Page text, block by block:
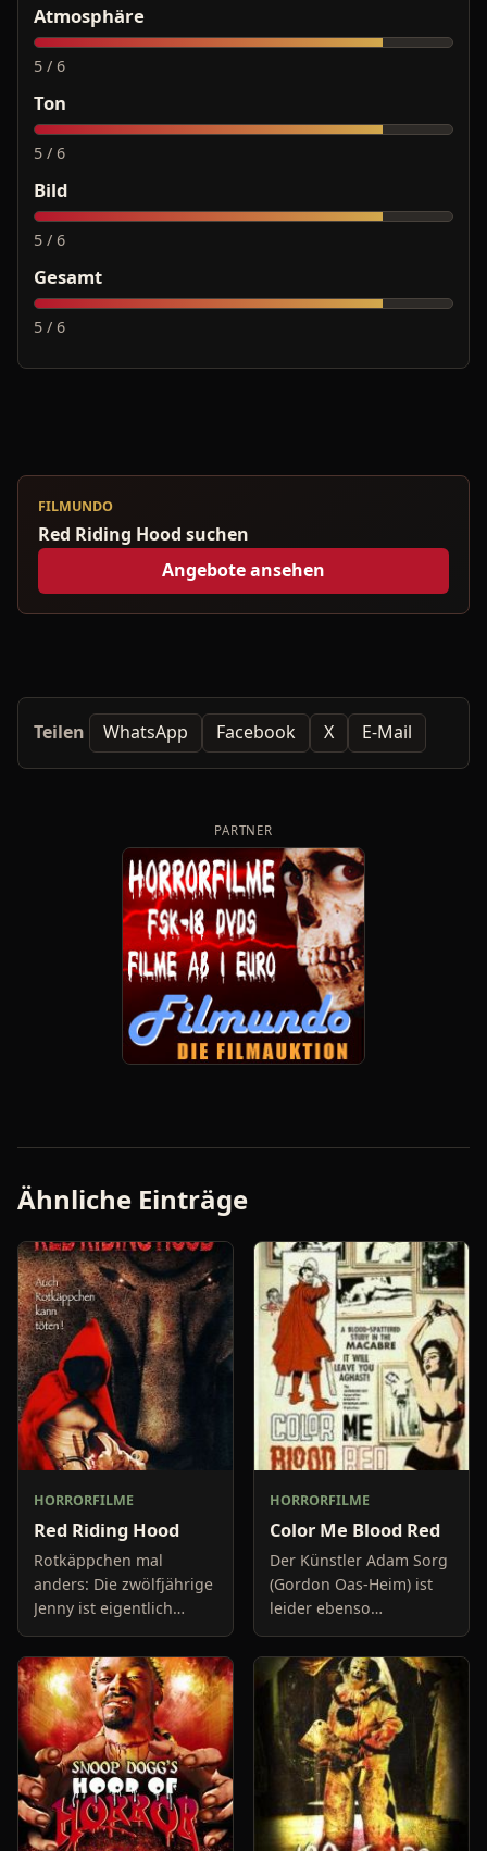
Atmosphäre
5 / 6
Ton
5 / 6
Bild
5 / 6
Gesamt
5 / 6
FILMUNDO
Red Riding Hood suchen
Angebote ansehen
Teilen WhatsApp Facebook X E-Mail
PARTNER
Ähnliche Einträge
HORRORFILME
Red Riding Hood
Rotkäppchen mal
anders: Die zwölfjährige
Jenny ist eigentlich
Amerikanerin, lebt aber
in Rom. Ihr Vater, ein
ehrenwerter Politiker,
wurde ermordet und
ihre
HORRORFILME
Color Me Blood Red
Der Künstler Adam Sorg
(Gordon Oas-Heim) ist
leider ebenso
exzentrisch wie
erfolglos. Er stellt seine
Werke regelmäßig in
den Farnsworth
Galleries aus, ernt